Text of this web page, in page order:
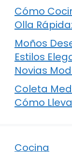
Cómo
Olla
Moños
Estilos
Novias
Coleta
Cómo
Cocina